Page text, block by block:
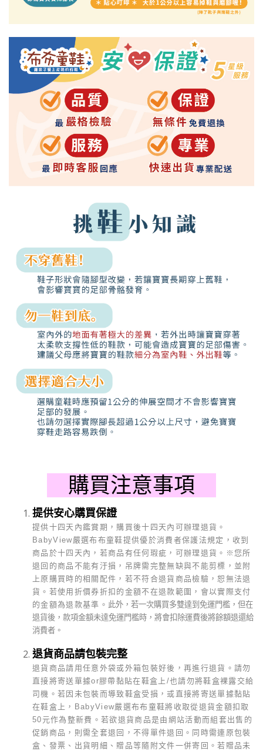
購買注意事項
提供安心購買保證
提供十四天內鑑賞期，購買後十四天內可辦理退貨。
BabyView嚴選布布童鞋提供優於消費者保護法規定，收到
商品於十四天內，若商品有任何瑕疵，可辦理退貨。 ※您所
退回的商品不能有汙損，吊牌需完整無缺與不能剪標，並附
上原購買時的相關配件，若不符合退貨商品檢驗，恕無法退
貨。若使用折價券折扣的金額不在退款範圍，會以實際支付
的金額為退款基準。 此外，若一次購買多雙達到免運門檻，但在
退貨後，款項金額未達免運門檻時，將會扣除運費後將餘額退還給
消費者。
退貨商品請包裝完整
退貨商品請用任意外袋或外箱包裝好後，再進行退貨。請勿
直接將寄送單據or膠帶黏貼在鞋盒上/也請勿將鞋盒裸露交給
司機。若因未包裝而導致鞋盒受損，或直接將寄送單據黏貼
在鞋盒上，BabyView嚴選布布童鞋將收取從退貨金額扣取
50元作為整新費。若欲退貨商品是由網站活動而組套出售的
促銷商品，則需全套退回，不得單件退回。同時需連原包裝
盒、發票、出貨明細、贈品等隨附文件一併寄回。若贈品未